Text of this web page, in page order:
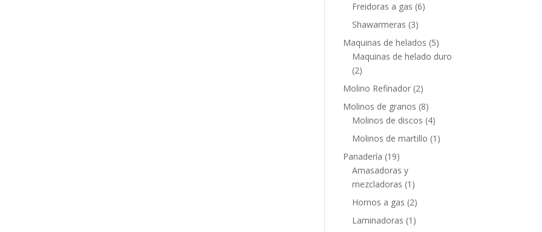
Freidoras a gas (6)
Shawarmeras (3)
Maquinas de helados (5)
Maquinas de helado duro
(2)
Molino Refinador (2)
Molinos de granos (8)
Molinos de discos (4)
Molinos de martillo (1)
Panadería (19)
Amasadoras y
mezcladoras (1)
Hornos a gas (2)
Laminadoras (1)